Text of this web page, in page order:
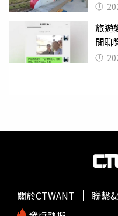
旅遊
閒聊
關於CTWANT 聯繫